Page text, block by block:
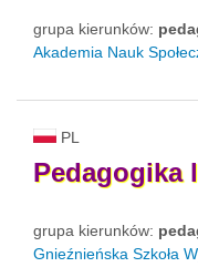
grupa kierunków:
Akademia Nauk
PL
Pedagogika
grupa kierunków:
Gnieźnieńska Szkoła